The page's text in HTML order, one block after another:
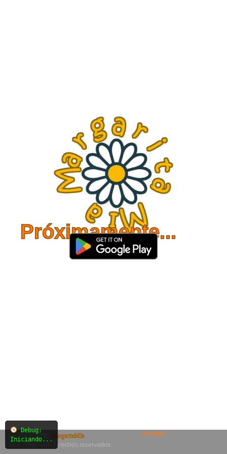
Próximamente...
© 2025
MargaritaMía
– SiO₂. Todos los derechos reservados.
Acceder
Debug:
Iniciando...